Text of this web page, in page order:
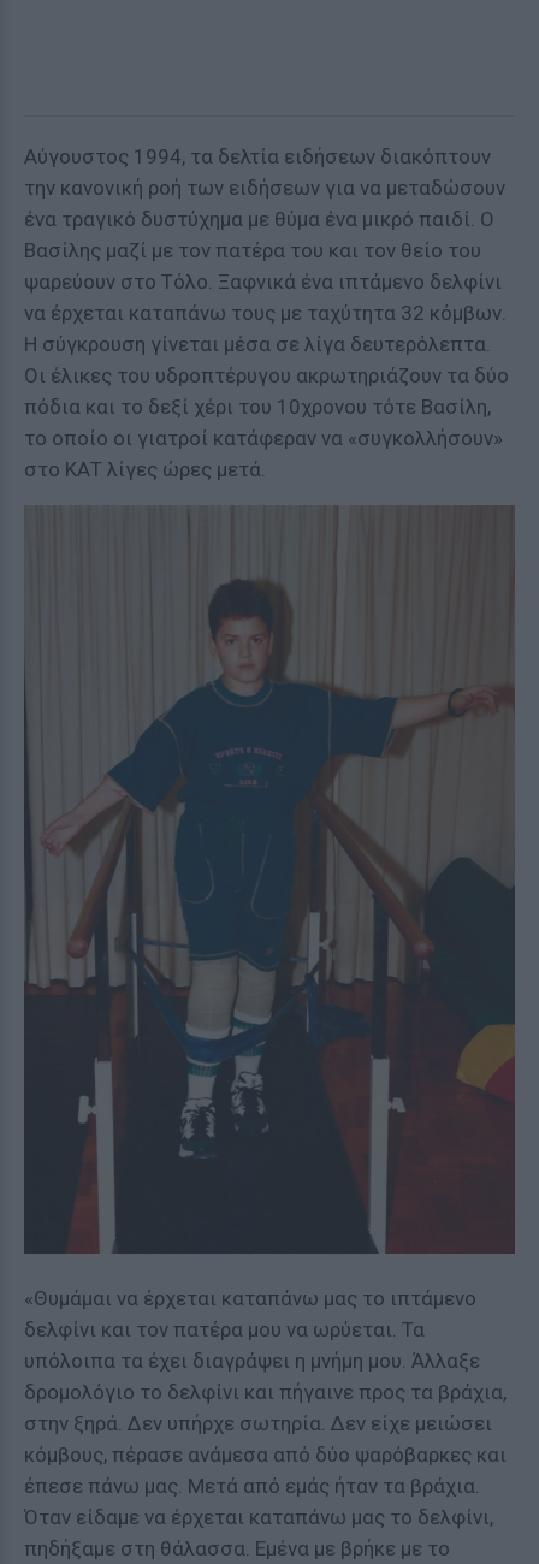
Αύγουστος 1994, τα δελτία ειδήσεων διακόπτουν
την κανονική ροή των ειδήσεων για να μεταδώσουν
ένα τραγικό δυστύχημα με θύμα ένα μικρό παιδί. Ο
Βασίλης μαζί με τον πατέρα του και τον θείο του
ψαρεύουν στο Τόλο. Ξαφνικά ένα ιπτάμενο δελφίνι
να έρχεται καταπάνω τους με ταχύτητα 32 κόμβων.
Η σύγκρουση γίνεται μέσα σε λίγα δευτερόλεπτα.
Οι έλικες του υδροπτέρυγου ακρωτηριάζουν τα δύο
πόδια και το δεξί χέρι του 10χρονου τότε Βασίλη,
το οποίο οι γιατροί κατάφεραν να «συγκολλήσουν»
στο ΚΑΤ λίγες ώρες μετά.
«Θυμάμαι να έρχεται καταπάνω μας το ιπτάμενο
δελφίνι και τον πατέρα μου να ωρύεται. Τα
υπόλοιπα τα έχει διαγράψει η μνήμη μου. Άλλαξε
δρομολόγιο το δελφίνι και πήγαινε προς τα βράχια,
στην ξηρά. Δεν υπήρχε σωτηρία. Δεν είχε μειώσει
κόμβους, πέρασε ανάμεσα από δύο ψαρόβαρκες και
έπεσε πάνω μας. Μετά από εμάς ήταν τα βράχια.
Όταν είδαμε να έρχεται καταπάνω μας το δελφίνι,
πηδήξαμε στη θάλασσα. Εμένα με βρήκε με το